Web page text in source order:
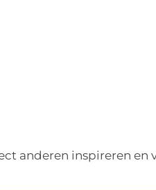
anderen inspireren